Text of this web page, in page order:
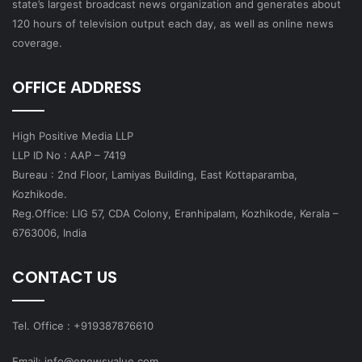
state’s largest broadcast news organization and generates about
120 hours of television output each day, as well as online news
coverage.
OFFICE ADDRESS
High Positive Media LLP
LLP ID No : AAP – 7419
Bureau : 2nd Floor, Lamiyas Building, East Kottaparamba,
Kozhikode.
Reg.Office: LIG 57, CDA Colony, Eranhipalam, Kozhikode, Kerala –
6763006, India
CONTACT US
Tel. Office : +919387876610